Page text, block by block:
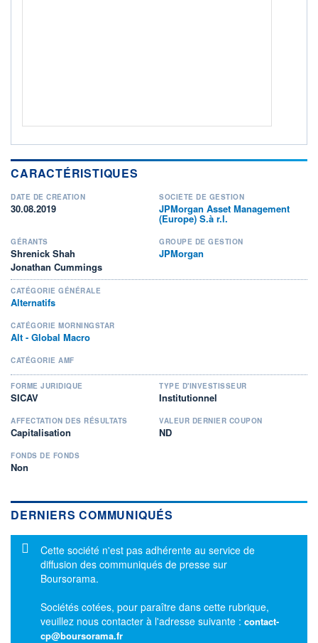
CARACTÉRISTIQUES
DATE DE CRÉATION
30.08.2019
SOCIÉTÉ DE GESTION
JPMorgan Asset Management
(Europe) S.à r.l.
GÉRANTS
Shrenick Shah
Jonathan Cummings
GROUPE DE GESTION
JPMorgan
CATÉGORIE GÉNÉRALE
Alternatifs
CATÉGORIE MORNINGSTAR
Alt - Global Macro
CATÉGORIE AMF
FORME JURIDIQUE
SICAV
TYPE D'INVESTISSEUR
Institutionnel
AFFECTATION DES RÉSULTATS
Capitalisation
VALEUR DERNIER COUPON
ND
FONDS DE FONDS
Non
DERNIERS COMMUNIQUÉS
Message d'information
Cette société n'est pas adhérente au service de
diffusion des communiqués de presse sur
Boursorama.
Sociétés cotées, pour paraître dans cette rubrique,
veuillez nous contacter à l'adresse suivante : contact-
cp@boursorama.fr